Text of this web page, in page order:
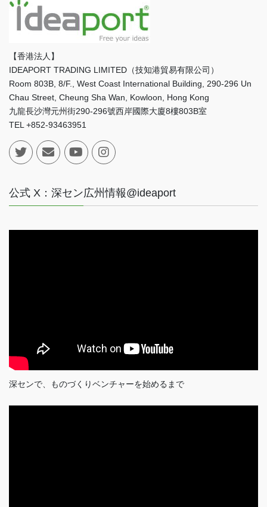
【香港法人】
IDEAPORT TRADING LIMITED（技知港貿易有限公司）
Room 803B, 8/F., West Coast International Building, 290-296 Un
Chau Street, Cheung Sha Wan, Kowloon, Hong Kong
九龍長沙灣元州街290-296號西岸國際大廈8樓803B室
TEL +852-93463951
公式 X：深セン広州情報@ideaport
深センで、ものづくりベンチャーを始めるまで